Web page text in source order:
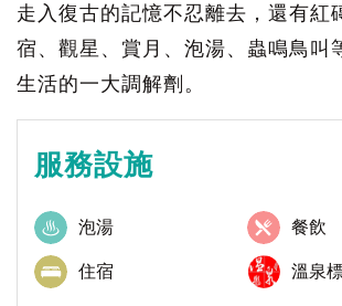
走入復古的記憶不忍離去，還有紅
宿、觀星、賞月、泡湯、蟲鳴鳥叫
生活的一大調解劑。
服務設施
泡湯 餐飲
住宿 溫泉